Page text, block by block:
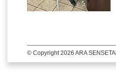
© Copyright 2026 ARA